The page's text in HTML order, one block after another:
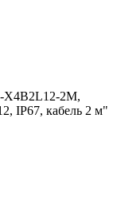
X4B2L12-2M,
IP67, кабель 2 м"